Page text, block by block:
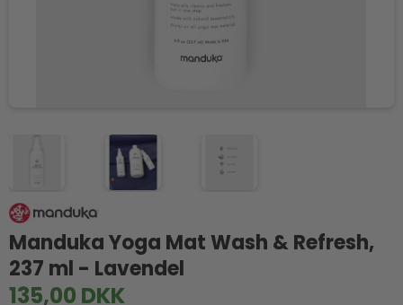
Manduka Yoga Mat Wash & Refresh,
237 ml - Lavendel
135,00 DKK